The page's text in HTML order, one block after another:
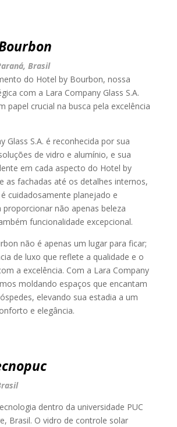
Brasil
do Hotel by Bourbon, nossa
com a Lara Company Glass S.A.
papel crucial na busca pela excelência
Glass S.A. é reconhecida por sua
de vidro e alumínio, e sua
em cada aspecto do Hotel by
as fachadas até os detalhes internos,
cuidadosamente planejado e
proporcionar não apenas beleza
funcionalidade excepcional.
não é apenas um lugar para ficar;
de luxo que reflete a qualidade e o
a excelência. Com a Lara Company
moldando espaços que encantam
elevando sua estadia a um
e elegância.
dentro da universidade PUC
Brasil. O vidro de controle solar